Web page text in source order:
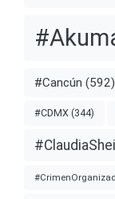
#Cancún (592)
#CDMX (344)